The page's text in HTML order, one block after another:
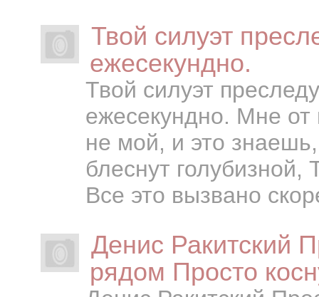
Твой силуэт
ежесекундно.
Твой силуэт
ежесекундно. Мне от
не мой, и это
блеснут голубизной,
Все это вызвано
Денис Ракитский
рядом Просто